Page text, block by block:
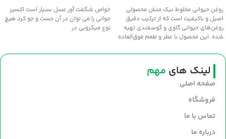
روغن حیوانی مخلوط نیک منش محصولی
اصیل و باکیفیت است که از ترکیب دقیق
روغن‌های حیوانی گاوی و گوسفندی تهیه
شده. این محصول با عطر و طعم فوق‌العاده
خوش‌عطر و صبحانه‌های مقوی است. سلامت
و طعم اصیل را با روغن نیک‌منش به
سفره‌های خود بیاورید.
خواص شگفت آور عسل بسيار است اکسير
جواني را مي توان در آن جست و جو کرد.هيچ
نوع ميکروبي در
لینک های مهم
صفحه اصلی
فروشگاه
تماس با ما
درباره ما